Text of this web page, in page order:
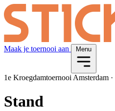
Maak je toernooi aan Menu
1e Kroegdamtoernooi Amsterdam ·
Stand